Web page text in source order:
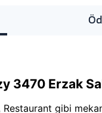
3470 Erzak
Restaurant gibi